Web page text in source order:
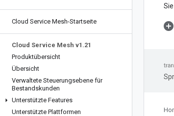
Cloud Service Mesh-Startseite
Cloud Service Mesh v1 .21
Produktübersicht
Übersicht
Verwaltete Steuerungsebene für
Bestandskunden
Unterstützte Features
Unterstützte Plattformen